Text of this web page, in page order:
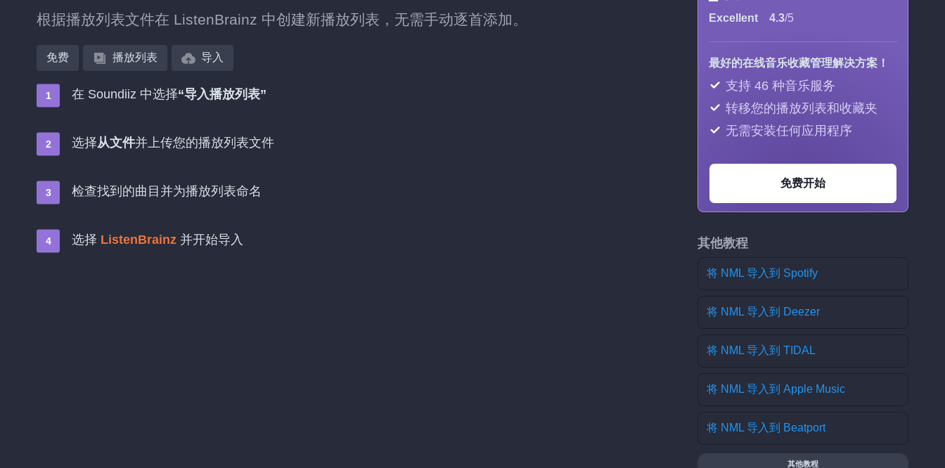
根据播放列表文件在 ListenBrainz 中创建新播放列表，无需手动逐首添加。
免费 播放列表 导入
在 Soundiiz 中选择“导入播放列表”
选择从文件并上传您的播放列表文件
检查找到的曲目并为播放列表命名
选择 ListenBrainz 并开始导入
Excellent 4.3/5
最好的在线音乐收藏管理解决方案！
支持 46 种音乐服务
转移您的播放列表和收藏夹
无需安装任何应用程序
免费开始
其他教程
将 NML 导入到 Spotify
将 NML 导入到 Deezer
将 NML 导入到 TIDAL
将 NML 导入到 Apple Music
将 NML 导入到 Beatport
其他教程